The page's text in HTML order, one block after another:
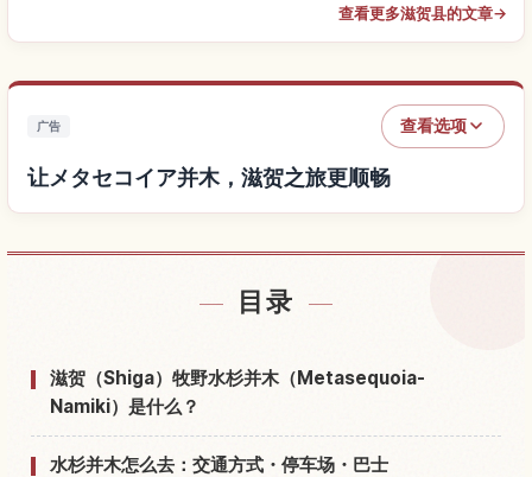
查看更多滋贺县的文章→
广告 查看选项
让メタセコイア并木，滋贺之旅更顺畅
目录
滋贺（Shiga）牧野水杉并木（Metasequoia-
Namiki）是什么？
水杉并木怎么去：交通方式・停车场・巴士